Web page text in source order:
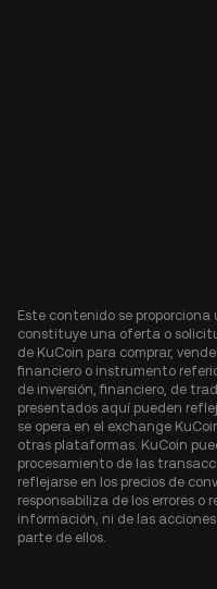
Este contenido se
constituye una oferta o
de KuCoin para comprar,
financiero o instrumento
de inversión, financiero, de
presentados aquí pueden
se opera en el exchange
otras plataformas. KuCoin
procesamiento de las
reflejarse en los precios de
responsabiliza de los errores o
información, ni de las
parte de ellos.